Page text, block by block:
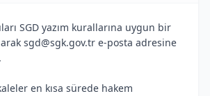
SGD yazım kurallarına uygun bir
sgd@sgk.gov.tr e-posta adresine
en kısa sürede hakem